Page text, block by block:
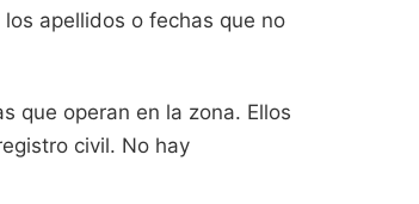
apellidos o fechas que no
que operan en la zona. Ellos
civil. No hay